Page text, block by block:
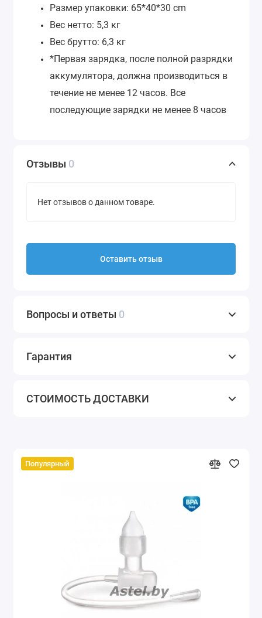
Размер упаковки: 65*40*30 cm
Вес нетто: 5,3 кг
Вес брутто: 6,3 кг
*Первая зарядка, после полной разрядки
аккумулятора, должна производиться в
течение не менее 12 часов. Все
последующие зарядки не менее 8 часов
Отзывы 0
Нет отзывов о данном товаре.
Оставить отзыв
Вопросы и ответы 0
Гарантия
СТОИМОСТЬ ДОСТАВКИ
Популярный